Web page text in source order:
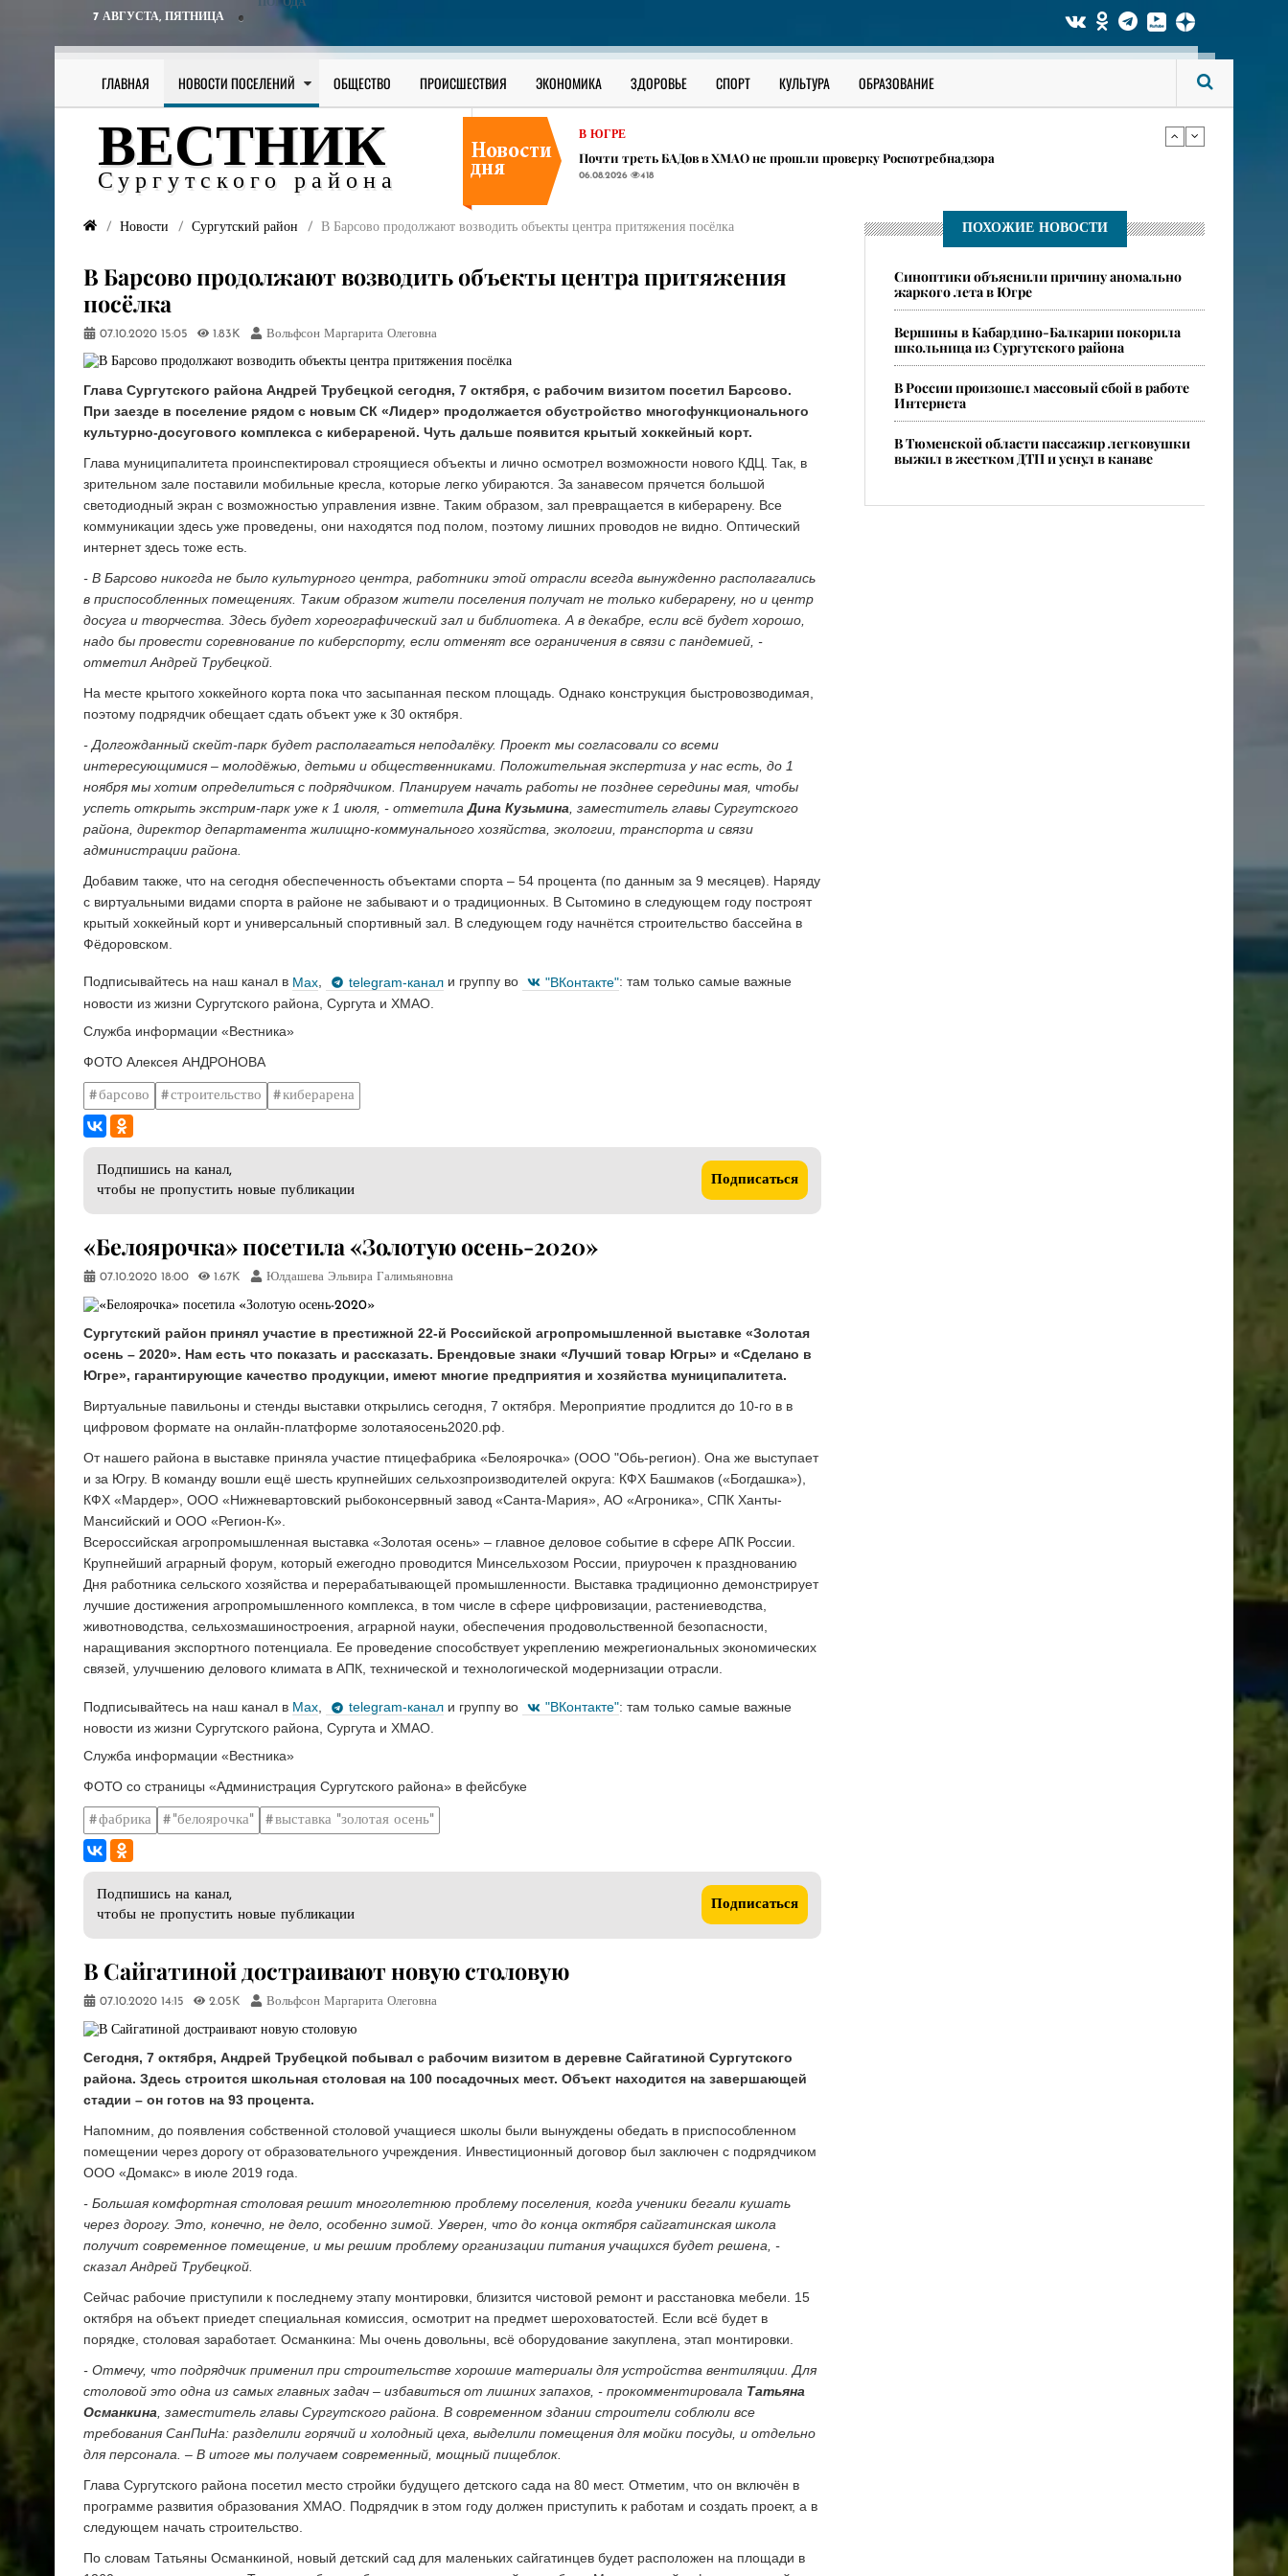
7 АВГУСТА, ПЯТНИЦА
ПОГОДА
ГЛАВНАЯ НОВОСТИ ПОСЕЛЕНИЙ ОБЩЕСТВО ПРОИСШЕСТВИЯ ЭКОНОМИКА ЗДОРОВЬЕ СПОРТ КУЛЬТУРА ОБРАЗОВАНИЕ
ВЕСТНИК
Сургутского района
06.08.2026 412
В ЮГРЕ
Почти треть БАДов в ХМАО не прошли проверку Роспотребнадзора
06.08.2026 418
Школьник из села в ЯНАО взламывал за деньги аккаунты на «Госуслугах»
06.08.2026
Как уберечь ребенка от наркотиков: разбор в карточках
Новости Сургутский район ​В Барсово продолжают возводить объекты центра притяжения посёлка
​В Барсово продолжают возводить объекты центра притяжения
посёлка
07.10.2020 15:05 1.83K Вольфсон Маргарита Олеговна
Глава Сургутского района Андрей Трубецкой сегодня, 7 октября, с рабочим визитом посетил Барсово.
При заезде в поселение рядом с новым СК «Лидер» продолжается обустройство многофункционального
культурно-досугового комплекса с киберареной. Чуть дальше появится крытый хоккейный корт.
Глава муниципалитета проинспектировал строящиеся объекты и лично осмотрел возможности нового КДЦ. Так, в
зрительном зале поставили мобильные кресла, которые легко убираются. За занавесом прячется большой
светодиодный экран с возможностью управления извне. Таким образом, зал превращается в киберарену. Все
коммуникации здесь уже проведены, они находятся под полом, поэтому лишних проводов не видно. Оптический
интернет здесь тоже есть.
- В Барсово никогда не было культурного центра, работники этой отрасли всегда вынужденно располагались
в приспособленных помещениях. Таким образом жители поселения получат не только киберарену, но и центр
досуга и творчества. Здесь будет хореографический зал и библиотека. А в декабре, если всё будет хорошо,
надо бы провести соревнование по киберспорту, если отменят все ограничения в связи с пандемией, -
отметил Андрей Трубецкой.
На месте крытого хоккейного корта пока что засыпанная песком площадь. Однако конструкция быстровозводимая,
поэтому подрядчик обещает сдать объект уже к 30 октября.
- Долгожданный скейт-парк будет располагаться неподалёку. Проект мы согласовали со всеми
интересующимися – молодёжью, детьми и общественниками. Положительная экспертиза у нас есть, до 1
ноября мы хотим определиться с подрядчиком. Планируем начать работы не позднее середины мая, чтобы
успеть открыть экстрим-парк уже к 1 июля, - отметилаДина Кузьмина , заместитель главы Сургутского
района, директор департамента жилищно-коммунального хозяйства, экологии, транспорта и связи
администрации района.
Добавим также, что на сегодня обеспеченность объектами спорта – 54 процента (по данным за 9 месяцев). Наряду
с виртуальными видами спорта в районе не забывают и о традиционных. В Сытомино в следующем году построят
крытый хоккейный корт и универсальный спортивный зал. В следующем году начнётся строительство бассейна в
Фёдоровском.
Подписывайтесь на наш канал в Max, telegram-канал и группу во "ВКонтакте": там только самые важные
новости из жизни Сургутского района, Сургута и ХМАО.
Служба информации «Вестника»
ФОТО Алексея АНДРОНОВА
барсово строительство киберарена
Подпишись на канал,
чтобы не пропустить новые публикации
Подписаться
​«Белоярочка» посетила «Золотую осень-2020»
07.10.2020 18:00 1.67K Юлдашева Эльвира Галимьяновна
Сургутский район принял участие в престижной 22-й Российской агропромышленной выставке «Золотая
осень – 2020». Нам есть что показать и рассказать. Брендовые знаки «Лучший товар Югры» и «Сделано в
Югре», гарантирующие качество продукции, имеют многие предприятия и хозяйства муниципалитета.
Виртуальные павильоны и стенды выставки открылись сегодня, 7 октября. Мероприятие продлится до 10-го в в
цифровом формате на онлайн-платформе золотаяосень2020.рф.
От нашего района в выставке приняла участие птицефабрика «Белоярочка» (ООО "Обь-регион). Она же выступает
и за Югру. В команду вошли ещё шесть крупнейших сельхозпроизводителей округа: КФХ Башмаков («Богдашка»),
КФХ «Мардер», ООО «Нижневартовский рыбоконсервный завод «Санта-Мария», АО «Агроника», СПК Ханты-
Мансийский и ООО «Регион-К».
Всероссийская агропромышленная выставка «Золотая осень» – главное деловое событие в сфере АПК России.
Крупнейший аграрный форум, который ежегодно проводится Минсельхозом России, приурочен к празднованию
Дня работника сельского хозяйства и перерабатывающей промышленности. Выставка традиционно демонстрирует
лучшие достижения агропромышленного комплекса, в том числе в сфере цифровизации, растениеводства,
животноводства, сельхозмашиностроения, аграрной науки, обеспечения продовольственной безопасности,
наращивания экспортного потенциала. Ее проведение способствует укреплению межрегиональных экономических
связей, улучшению делового климата в АПК, технической и технологической модернизации отрасли.
Подписывайтесь на наш канал в Max telegram-канал и группу во "ВКонтакте": там только самые важные
новости из жизни Сургутского района, Сургута и ХМАО.
Служба информации «Вестника»
ФОТО со страницы «Администрация Сургутского района» в фейсбуке
фабрика "белоярочка" выставка "золотая осень"
Подпишись на канал,
чтобы не пропустить новые публикации
Подписаться
​В Сайгатиной достраивают новую столовую
07.10.2020 14:15 2.05K Вольфсон Маргарита Олеговна
Сегодня, 7 октября, Андрей Трубецкой побывал с рабочим визитом в деревне Сайгатиной Сургутского
района. Здесь строится школьная столовая на 100 посадочных мест. Объект находится на завершающей
стадии – он готов на 93 процента.
Напомним, до появления собственной столовой учащиеся школы были вынуждены обедать в приспособленном
помещении через дорогу от образовательного учреждения. Инвестиционный договор был заключен с подрядчиком
ООО «Домакс» в июле 2019 года.
- Большая комфортная столовая решит многолетнюю проблему поселения, когда ученики бегали кушать
через дорогу. Это, конечно, не дело, особенно зимой. Уверен, что до конца октября сайгатинская школа
получит современное помещение, и мы решим проблему организации питания учащихся будет решена, -
сказал Андрей Трубецкой.
Сейчас рабочие приступили к последнему этапу монтировки, близится чистовой ремонт и расстановка мебели. 15
октября на объект приедет специальная комиссия, осмотрит на предмет шероховатостей. Если всё будет в
порядке, столовая заработает. Османкина: Мы очень довольны, всё оборудование закуплена, этап монтировки.
- Отмечу, что подрядчик применил при строительстве хорошие материалы для устройства вентиляции. Для
столовой это одна из самых главных задач – избавиться от лишних запахов, - прокомментировала Татьяна
Османкина , заместитель главы Сургутского района. В современном здании строители соблюли все
требования СанПиНа: разделили горячий и холодный цеха, выделили помещения для мойки посуды, и отдельно
для персонала. – В итоге мы получаем современный, мощный пищеблок.
Глава Сургутского района посетил место стройки будущего детского сада на 80 мест. Отметим, что он включён в
программе развития образования ХМАО. Подрядчик в этом году должен приступить к работам и создать проект, а в
следующем начать строительство.
По словам Татьяны Османкиной, новый детский сад для маленьких сайгатинцев будет расположен на площади в
ПОХОЖИЕ НОВОСТИ
​Синоптики объяснили причину аномально
жаркого лета в Югре
​Вершины в Кабардино-Балкарии покорила
школьница из Сургутского района
​В России произошел массовый сбой в работе
Интернета
В Тюменской области пассажир легковушки
выжил в жестком ДТП и уснул в канаве